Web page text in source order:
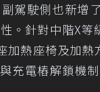
駕駛側也新增
。針對中階X
加熱座椅及加
充電樁解鎖機